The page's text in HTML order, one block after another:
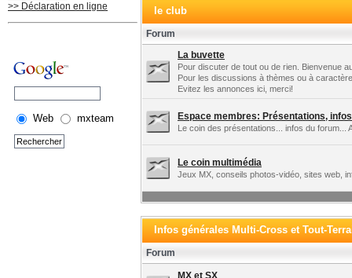
>> Déclaration en ligne
Web mxteam
le club
Forum
La buvette
Pour discuter de tout ou de rien. Bienvenue
Pour les discussions à thèmes ou à
Evitez les annonces ici, merci!
Espace membres: Présentations,
Le coin des présentations... infos du forum...
Le coin multimédia
Jeux MX, conseils photos-vidéo, sites web,
Infos générales Multi-Cross et Tout-
Forum
MX et SX